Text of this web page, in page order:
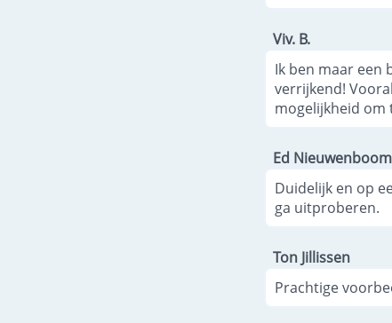
Viv. B.
Ik ben maar een
verrijkend!
mogelijkheid om
Ed Nieuwenboom
Duidelijk en op
ga uitproberen.
Ton Jillissen
Prachtige